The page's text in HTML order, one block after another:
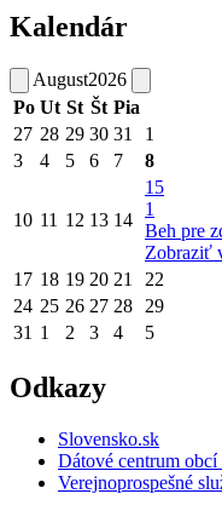
Kalendár
August2026
Po Ut St Št Pia
27 28 29 30 31 1
3
4 5 6 7 8
10 11 12 13 14
15
1
Beh pre
Zobraziť
17 18 19 20 21 22
24 25 26 27 28 29
31 1 2 3 4 5
Odkazy
Slovensko.sk
Dátové centrum obcí
Verejnoprospešné